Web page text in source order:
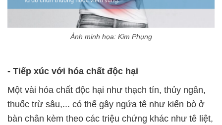
Ảnh minh họa: Kim Phụng
- Tiếp xúc với hóa chất độc hại
Một vài hóa chất độc hại như thạch tín, thủy ngân,
thuốc trừ sâu,... có thể gây ngứa tê như kiến bò ở
bàn chân kèm theo các triệu chứng khác như tê liệt,